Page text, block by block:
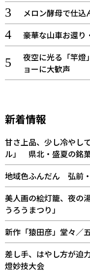
メロン酵母で仕込
豪華な山車お還り
夜空に光る「竿燈
ョーに大歓声
新着情報
甘さ上品、少し冷やし
ル」 県北・盛夏の銘菓
地域色ふんだん 弘前
美人画の絵灯籠、夜の
うろうまつり」
新作「猿田彦」堂々／
差し手、はやし方が迫
燈妙技大会